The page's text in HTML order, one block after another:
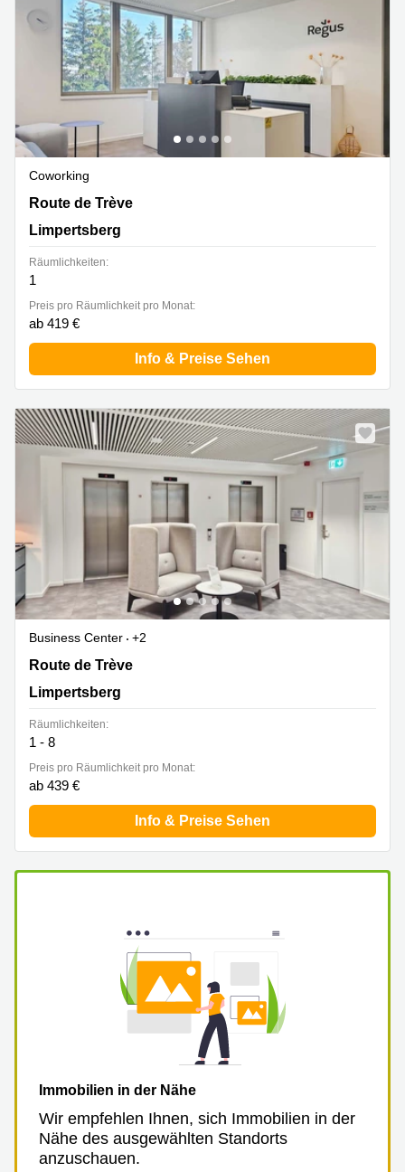
Bertrange
Сoworking
Esch-sur-
Alzette
Сoworking
Bureaux
Esch-
sur-
Alzette
Bureaux
Sandweiler
Bureaux
Luxembourg
Centres
Bertrange
sur-
Alzette
Centres
Coworking
Route de Trève 6D,Bâtiment D, Limpertsberg
Route de Trève
Limpertsberg
Räumlichkeiten:
1
Preis pro Räumlichkeit pro Monat:
ab 419 €
Info & Preise Sehen
Business Center
+2
Route de Trève 6D,Bâtiment D, Limpertsberg
Route de Trève
Limpertsberg
Räumlichkeiten:
1 - 8
Preis pro Räumlichkeit pro Monat:
ab 439 €
Info & Preise Sehen
Immobilien in der Nähe
Wir empfehlen Ihnen, sich Immobilien in der
Nähe des ausgewählten Standorts
anzuschauen.